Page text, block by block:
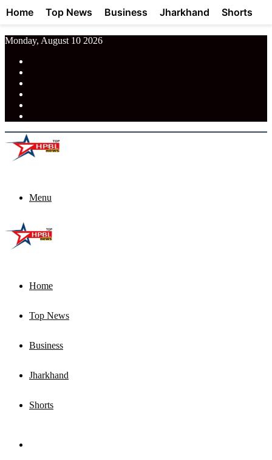
Monday, August 10 2026
Menu
Home
Top News
Business
Jharkhand
Shorts
Home Top News Business Jharkhand Shorts